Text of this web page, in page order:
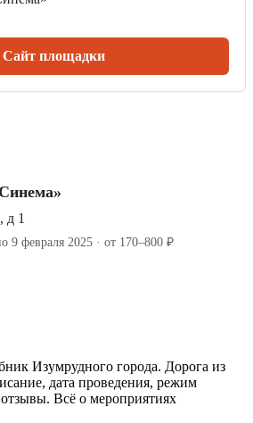
Сайт площадки
д 1
9 февраля 2025 · от 170–800 ₽
Изумрудного города. Дорога из
дата проведения, режим
Всё о мероприятиях